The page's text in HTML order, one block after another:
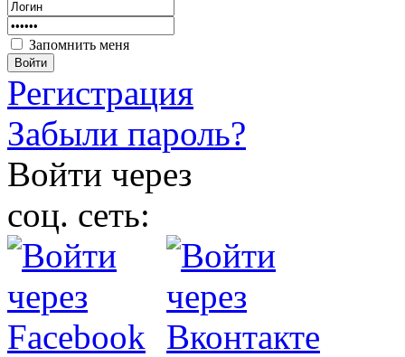
Запомнить меня
Войти
Регистрация
Забыли пароль?
Войти через
соц. сеть: